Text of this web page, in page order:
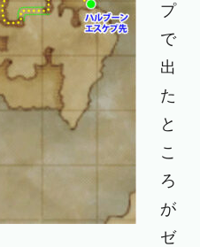
プ
で
出
た
と
こ
ろ
が
ゼ